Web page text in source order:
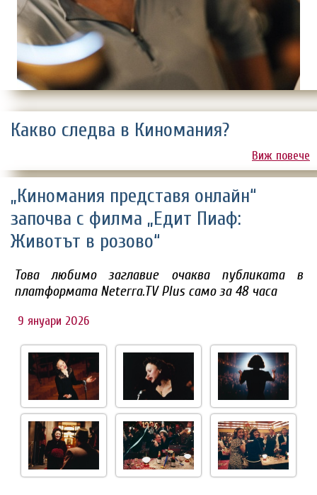
Какво следва в Киномания?
Виж повече
„Киномания представя онлайн“
започва с филма „Едит Пиаф:
Животът в розово“
Това любимо заглавие очаква публиката в
платформата Neterra.TV Plus само за 48 часа
9 януари 2026